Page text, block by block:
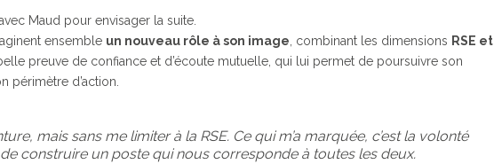
Maud pour envisager la suite.
ensemble un nouveau rôle à son image , combinant les dimensions RSE et
belle preuve de confiance et d’écoute mutuelle, qui lui permet de poursuivre son
périmètre d’action.
mais sans me limiter à la RSE. Ce qui m’a marquée, c’est la volonté
de construire un poste qui nous corresponde à toutes les deux.